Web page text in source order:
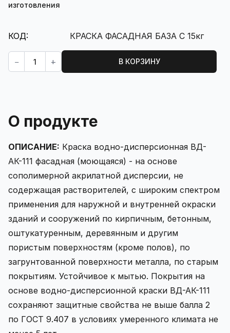
изготовления
КОД: КРАСКА ФАСАДНАЯ БАЗА С 15кг
Кол-во:
− + В КОРЗИНУ
О продукте
ОПИСАНИЕ: Краска водно-дисперсионная ВД-
АК-111 фасадная (моющаяся) - на основе
сополимерной акрилатной дисперсии, не
содержащая растворителей, с широким спектром
применения для наружной и внутренней окраски
зданий и сооружений по кирпичным, бетонным,
оштукатуренным, деревянным и другим
пористым поверхностям (кроме полов), по
загрунтованной поверхности металла, по старым
покрытиям. Устойчивое к мытью. Покрытия на
основе водно-дисперсионной краски ВД-АК-111
сохраняют защитные свойства не выше балла 2
по ГОСТ 9.407 в условиях умеренного климата не